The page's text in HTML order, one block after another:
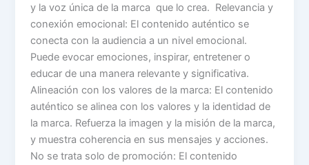
y la voz única de la marca que lo crea. Relevancia y
conexión emocional: El contenido auténtico se
conecta con la audiencia a un nivel emocional.
Puede evocar emociones, inspirar, entretener o
educar de una manera relevante y significativa.
Alineación con los valores de la marca: El contenido
auténtico se alinea con los valores y la identidad de
la marca. Refuerza la imagen y la misión de la marca,
y muestra coherencia en sus mensajes y acciones.
No se trata solo de promoción: El contenido